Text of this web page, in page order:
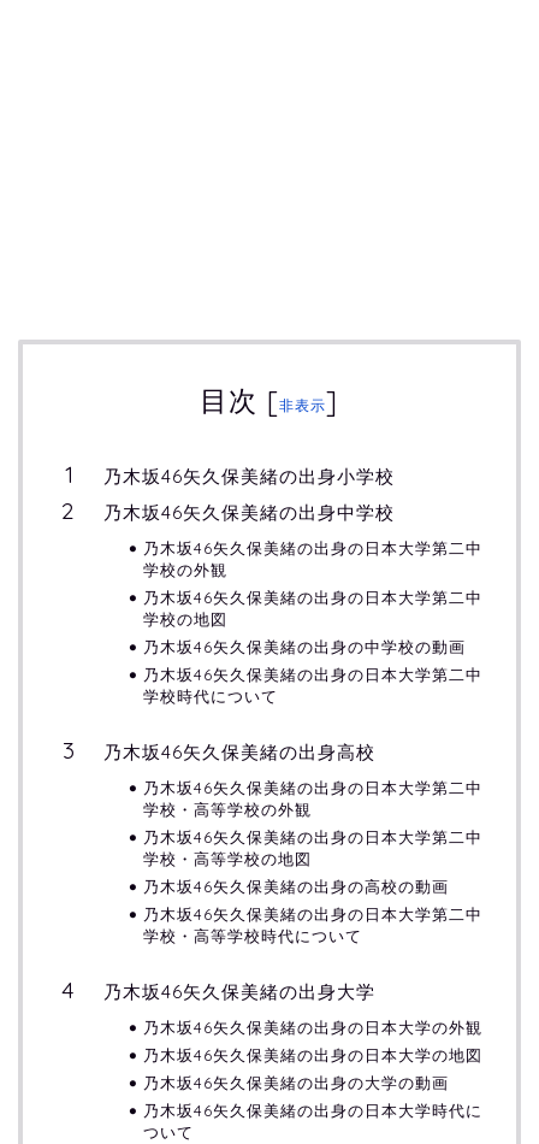
目次 [非表示]
乃木坂46矢久保美緒の出身小学校
乃木坂46矢久保美緒の出身中学校
乃木坂46矢久保美緒の出身の日本大学第二中
学校の外観
乃木坂46矢久保美緒の出身の日本大学第二中
学校の地図
乃木坂46矢久保美緒の出身の中学校の動画
乃木坂46矢久保美緒の出身の日本大学第二中
学校時代について
乃木坂46矢久保美緒の出身高校
乃木坂46矢久保美緒の出身の日本大学第二中
学校・高等学校の外観
乃木坂46矢久保美緒の出身の日本大学第二中
学校・高等学校の地図
乃木坂46矢久保美緒の出身の高校の動画
乃木坂46矢久保美緒の出身の日本大学第二中
学校・高等学校時代について
乃木坂46矢久保美緒の出身大学
乃木坂46矢久保美緒の出身の日本大学の外観
乃木坂46矢久保美緒の出身の日本大学の地図
乃木坂46矢久保美緒の出身の大学の動画
乃木坂46矢久保美緒の出身の日本大学時代に
ついて